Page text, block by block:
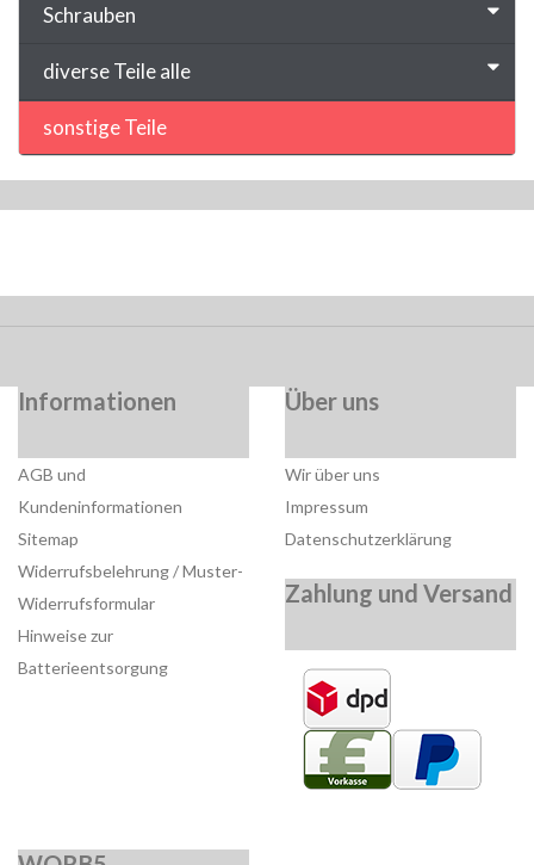
Schrauben
diverse Teile alle
sonstige Teile
Informationen
AGB und
Kundeninformationen
Sitemap
Widerrufsbelehrung / Muster-
Widerrufsformular
Hinweise zur
Batterieentsorgung
Über uns
Wir über uns
Impressum
Datenschutzerklärung
Zahlung und Versand